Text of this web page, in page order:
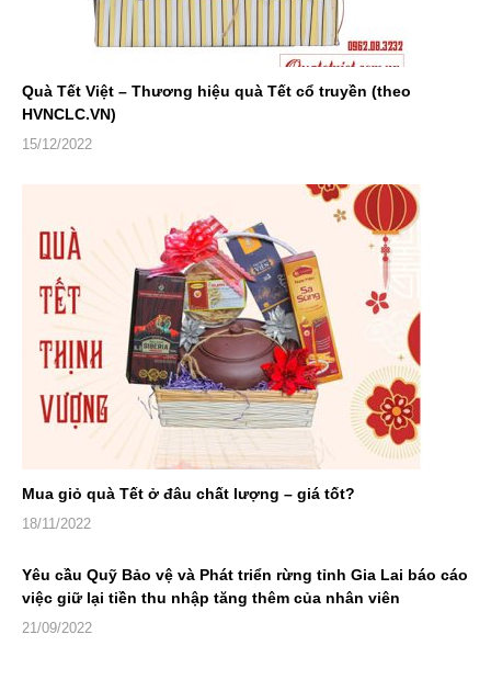
Quà Tết Việt – Thương hiệu quà Tết cổ truyền (theo
HVNCLC.VN)
15/12/2022
Mua giỏ quà Tết ở đâu chất lượng – giá tốt?
18/11/2022
Yêu cầu Quỹ Bảo vệ và Phát triển rừng tỉnh Gia Lai báo cáo
việc giữ lại tiền thu nhập tăng thêm của nhân viên
21/09/2022